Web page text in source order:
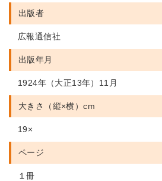
出版者
広報通信社
出版年月
1924年（大正13年）11月
大きさ（縦×横）cm
19×
ページ
１冊